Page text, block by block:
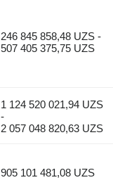
246 845 858,48 UZS -
507 405 375,75 UZS
1 124 520 021,94 UZS
-
2 057 048 820,63 UZS
905 101 481,08 UZS